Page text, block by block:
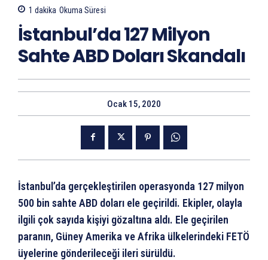
1 dakika Okuma Süresi
İstanbul’da 127 Milyon
Sahte ABD Doları Skandalı
Ocak 15, 2020
İstanbul’da gerçekleştirilen operasyonda 127 milyon
500 bin sahte ABD doları ele geçirildi. Ekipler, olayla
ilgili çok sayıda kişiyi gözaltına aldı. Ele geçirilen
paranın, Güney Amerika ve Afrika ülkelerindeki FETÖ
üyelerine gönderileceği ileri sürüldü.